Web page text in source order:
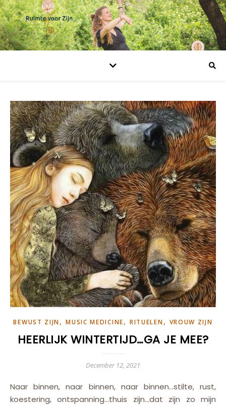
BEWUST ZIJN,MUSIC MEDICINE, RITUELEN, VROUW ZIJN
HEERLIJK WINTERTIJD…GA JE MEE?
December 12, 2021
Naar binnen, naar binnen, naar binnen…stilte, rust,
koestering, ontspanning…thuis zijn…dat zijn zo mijn